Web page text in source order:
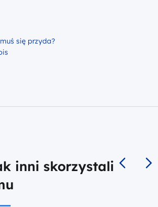
się przyda?
inni skorzystali